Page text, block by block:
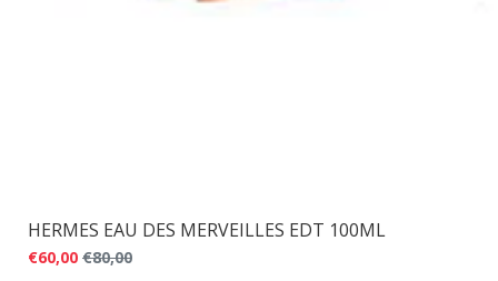
HERMES EAU DES MERVEILLES EDT 100ML
€60,00 €80,00